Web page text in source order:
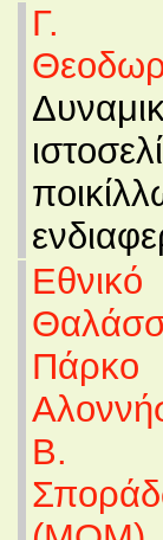
Γ.
Εθνικό
Πάρκο
Β.